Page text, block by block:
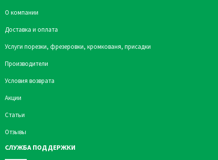
О компании
Доставка и оплата
Услуги порезки, фрезеровки, кромкованя, присадки
Производители
Условия возврата
Акции
Статьи
Отзывы
СЛУЖБА ПОДДЕРЖКИ